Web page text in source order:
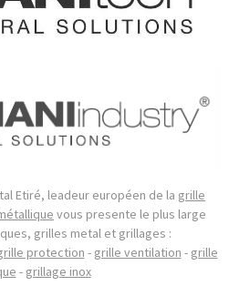
Etiré, leadeur européen de la grille
vous presente le plus large
grilles metal et grillages :
protection - grille ventilation - grille
- grillage inox